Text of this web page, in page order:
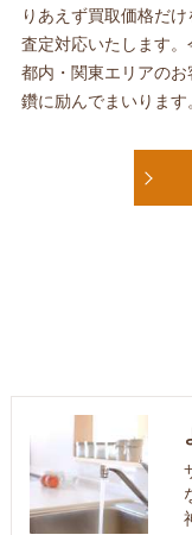
りあえず買取価格だ
査定対応いたします。
都内・関東エリアの
鑽に励んでまいります。